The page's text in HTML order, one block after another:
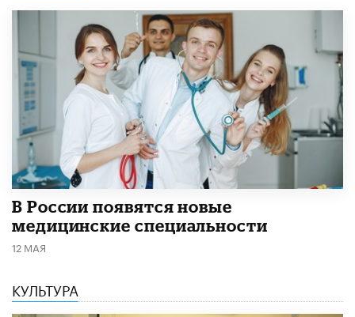
В России появятся новые
медицинские специальности
12 МАЯ
КУЛЬТУРА